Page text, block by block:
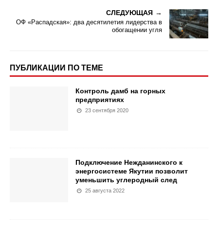
СЛЕДУЮЩАЯ
ОФ «Распадская»: два десятилетия лидерства в
обогащении угля
ПУБЛИКАЦИИ ПО ТЕМЕ
Контроль дамб на горных
предприятиях
23 сентября 2020
Подключение Нежданинского к
энергосистеме Якутии позволит
уменьшить углеродный след
25 августа 2022